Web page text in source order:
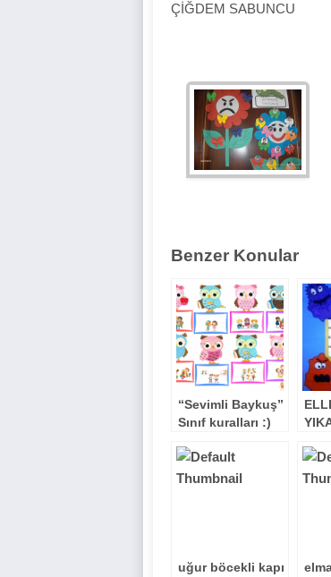
ÇİĞDEM SABUNCU
Benzer Konular
“Sevimli Baykuş”
Sınıf kuralları :)
uğur böcekli kapı